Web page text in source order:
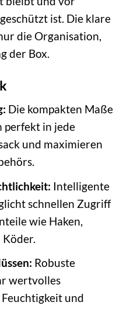
ist. Die klare
die Organisation,
der Box.
Die kompakten Maße
perfekt in jede
und maximieren
Intelligente
schnellen Zugriff
wie Haken,
Köder.
Robuste
wertvolles
und